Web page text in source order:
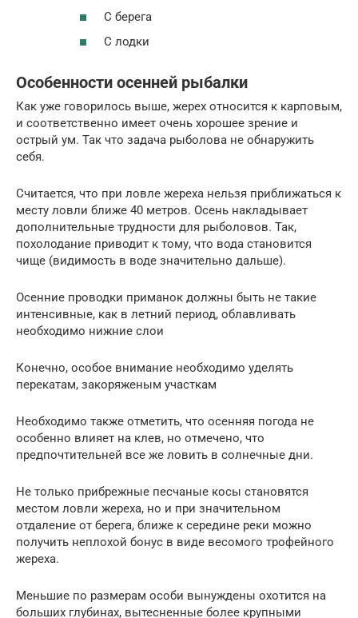
С берега
С лодки
Особенности осенней рыбалки
Как уже говорилось выше, жерех относится к карповым,
и соответственно имеет очень хорошее зрение и
острый ум. Так что задача рыболова не обнаружить
себя.
Считается, что при ловле жереха нельзя приближаться к
месту ловли ближе 40 метров. Осень накладывает
дополнительные трудности для рыболовов. Так,
похолодание приводит к тому, что вода становится
чище (видимость в воде значительно дальше).
Осенние проводки приманок должны быть не такие
интенсивные, как в летний период, облавливать
необходимо нижние слои
Конечно, особое внимание необходимо уделять
перекатам, закоряженым участкам
Необходимо также отметить, что осенняя погода не
особенно влияет на клев, но отмечено, что
предпочтительней все же ловить в солнечные дни.
Не только прибрежные песчаные косы становятся
местом ловли жереха, но и при значительном
отдаление от берега, ближе к середине реки можно
получить неплохой бонус в виде весомого трофейного
жереха.
Меньшие по размерам особи вынуждены охотится на
больших глубинах, вытесненные более крупными